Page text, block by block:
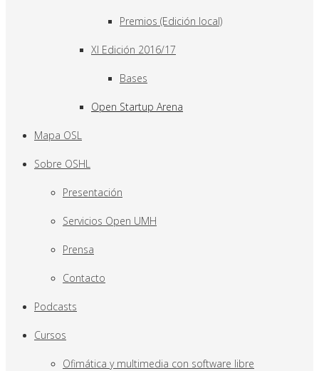
Premios (Edición local)
XI Edición 2016/17
Bases
Open Startup Arena
Mapa OSL
Sobre OSHL
Presentación
Servicios Open UMH
Prensa
Contacto
Podcasts
Cursos
Ofimática y multimedia con software libre